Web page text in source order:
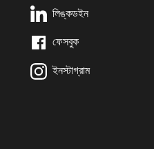
লিঙ্কডইন
ফেসবুক
ইনস্টাগ্রাম